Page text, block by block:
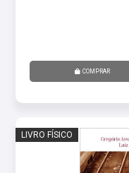
COMPRAR
LIVRO FÍSICO